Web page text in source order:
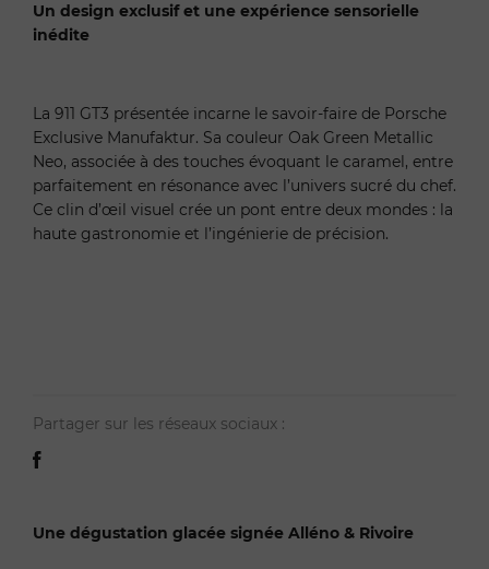
Un design exclusif et une expérience sensorielle
inédite
La 911 GT3 présentée incarne le savoir-faire de Porsche
Exclusive Manufaktur. Sa couleur Oak Green Metallic
Neo, associée à des touches évoquant le caramel, entre
parfaitement en résonance avec l’univers sucré du chef.
Ce clin d’œil visuel crée un pont entre deux mondes : la
haute gastronomie et l’ingénierie de précision.
Partager sur les réseaux sociaux :
Une dégustation glacée signée Alléno & Rivoire